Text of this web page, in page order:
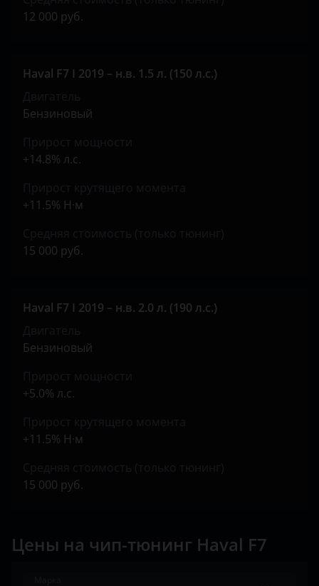
Volkswagen
Vortex
ВАЗ (LADA)
12 000 руб.
Haval F7 I 2019 – н.в. 1.5 л. (150 л.с.)
Бензиновый
+14.8% л.с.
+11.5% Н·м
15 000 руб.
Haval F7 I 2019 – н.в. 2.0 л. (190 л.с.)
Бензиновый
+5.0% л.с.
+11.5% Н·м
15 000 руб.
Цены на чип-тюнинг Haval F7